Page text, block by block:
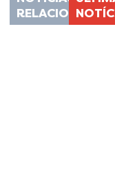
RELACIONADAS